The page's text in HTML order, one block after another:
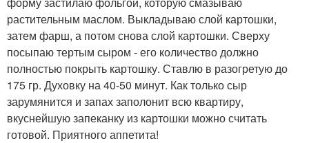
растительным маслом. Выкладываю слой картошки,
затем фарш, а потом снова слой картошки. Сверху
посыпаю тертым сыром - его количество должно
полностью покрыть картошку. Ставлю в разогретую до
175 гр. Духовку на 40-50 минут. Как только сыр
зарумянится и запах заполонит всю квартиру,
вкуснейшую запеканку из картошки можно считать
готовой. Приятного аппетита!